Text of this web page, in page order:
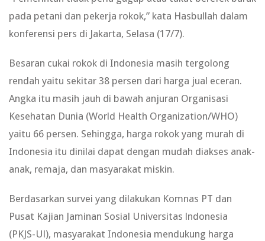
pada petani dan pekerja rokok,” kata Hasbullah dalam
konferensi pers di Jakarta, Selasa (17/7).
Besaran cukai rokok di Indonesia masih tergolong
rendah yaitu sekitar 38 persen dari harga jual eceran.
Angka itu masih jauh di bawah anjuran Organisasi
Kesehatan Dunia (World Health Organization/WHO)
yaitu 66 persen. Sehingga, harga rokok yang murah di
Indonesia itu dinilai dapat dengan mudah diakses anak-
anak, remaja, dan masyarakat miskin.
Berdasarkan survei yang dilakukan Komnas PT dan
Pusat Kajian Jaminan Sosial Universitas lndonesia
(PKJS-Ul), masyarakat Indonesia mendukung harga